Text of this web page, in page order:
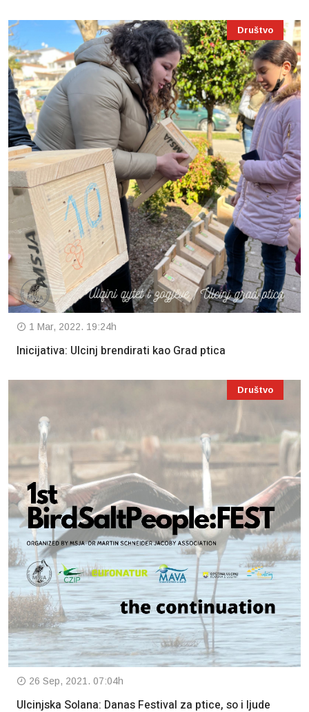
Društvo
1 Mar, 2022. 19:24h
Inicijativa: Ulcinj brendirati kao Grad ptica
Društvo
26 Sep, 2021. 07:04h
Ulcinjska Solana: Danas Festival za ptice, so i ljude